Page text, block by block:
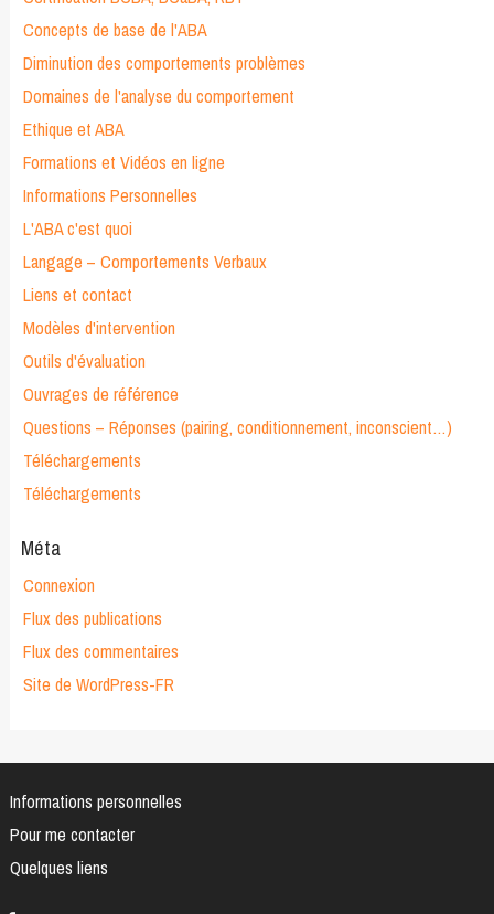
Concepts de base de l'ABA
Diminution des comportements problèmes
Domaines de l'analyse du comportement
Ethique et ABA
Formations et Vidéos en ligne
Informations Personnelles
L'ABA c'est quoi
Langage – Comportements Verbaux
Liens et contact
Modèles d'intervention
Outils d'évaluation
Ouvrages de référence
Questions – Réponses (pairing, conditionnement, inconscient…)
Téléchargements
Téléchargements
Méta
Connexion
Flux des publications
Flux des commentaires
Site de WordPress-FR
Informations personnelles
Pour me contacter
Quelques liens